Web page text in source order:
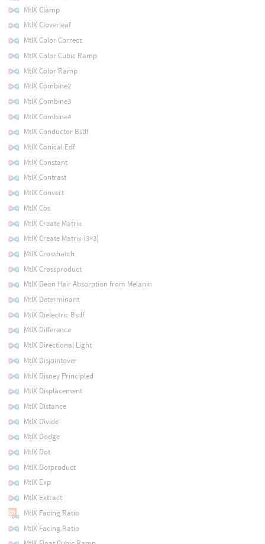
MtlX Clamp
MtlX Cloverleaf
MtlX Color Correct
MtlX Color Cubic Ramp
MtlX Color Ramp
MtlX Combine2
MtlX Combine3
MtlX Combine4
MtlX Conductor Bsdf
MtlX Conical Edf
MtlX Constant
MtlX Contrast
MtlX Convert
MtlX Cos
MtlX Create Matrix
MtlX Create Matrix (3×3)
MtlX Crosshatch
MtlX Crossproduct
MtlX Deon Hair Absorption from Melanin
MtlX Determinant
MtlX Dielectric Bsdf
MtlX Difference
MtlX Directional Light
MtlX Disjointover
MtlX Disney Principled
MtlX Displacement
MtlX Distance
MtlX Divide
MtlX Dodge
MtlX Dot
MtlX Dotproduct
MtlX Exp
MtlX Extract
MtlX Facing Ratio
MtlX Facing Ratio